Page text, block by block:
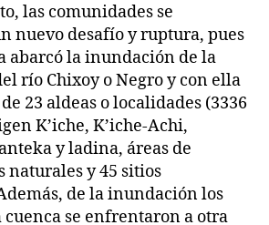
las comunidades se
nuevo desafío y ruptura, pues
abarcó la inundación de la
río Chixoy o Negro y con ella
23 aldeas o localidades (3336
K’iche, K’iche-Achi,
y ladina, áreas de
naturales y 45 sitios
de la inundación los
se enfrentaron a otra